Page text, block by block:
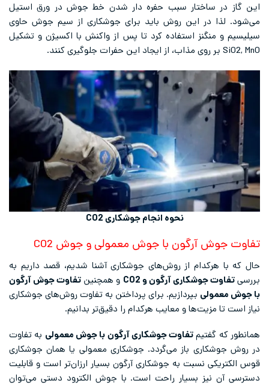
این گاز در ساختار سبب حفره دار شدن خط جوش در ورق استیل
می‌شود. لذا در این روش باید برای جوشکاری از سیم جوش حاوی
سیلیسیم و منگنز استفاده کرد تا پس از واکنش با اکسیژن و تشکیل
SiO2, MnO بر روی مذاب، از ایجاد این حفرات جلوگیری کنند.
نحوه انجام جوشکاریCO2
تفاوت جوش آرگون با جوش معمولی و جوش CO2
حال که با هرکدام از روش‌های جوشکاری آشنا شدیم، قصد داریم به
بررسیتفاوت جوشکاری آرگون وCO2 و همچنین تفاوت جوش آرگون
با جوش معمولی بپردازیم. برای پرداختن به تفاوت‌ روش‌های جوشکاری
نیاز است تا مزیت‌ها و معایب هرکدام را دقیق‌تر بدانیم.
همانطور که گفتیمتفاوت جوشکاری آرگون با جوش معمولی به تفاوت
در روش جوشکاری باز می‌گردد. جوشکاری معمولی یا همان جوشکاری
قوس الکتریکی نسبت به جوشکاری آرگون بسیار ارزان‌تر است و قابلیت
دسترسی آن نیز بسیار راحت است. با جوش الکترود دستی می‌توان